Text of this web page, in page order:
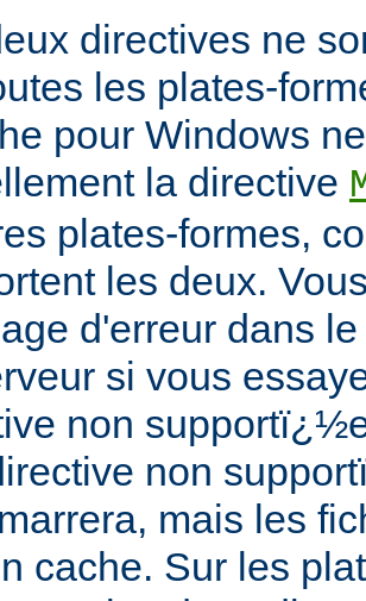
directives ne
les plates-
pour Windows
la directive
plates-formes,
les deux.
d'erreur dans
si vous
non
non
mais les
cache. Sur les